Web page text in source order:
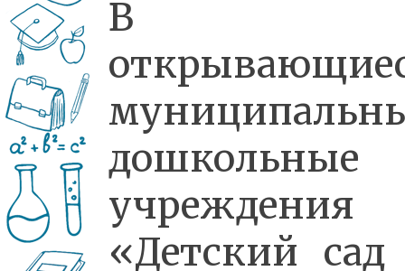
В
дошкольные
учреждения
«Детский